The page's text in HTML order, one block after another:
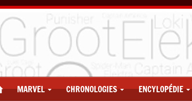
MARVEL CHRONOLOGIES ENCYLOPÉDIE